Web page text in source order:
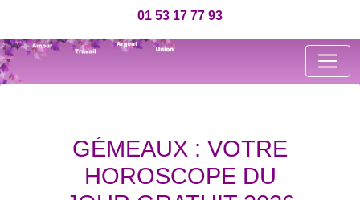
01 53 17 77 93
GÉMEAUX : VOTRE
HOROSCOPE DU